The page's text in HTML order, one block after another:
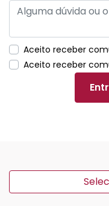
Aceito receber
Aceito receber